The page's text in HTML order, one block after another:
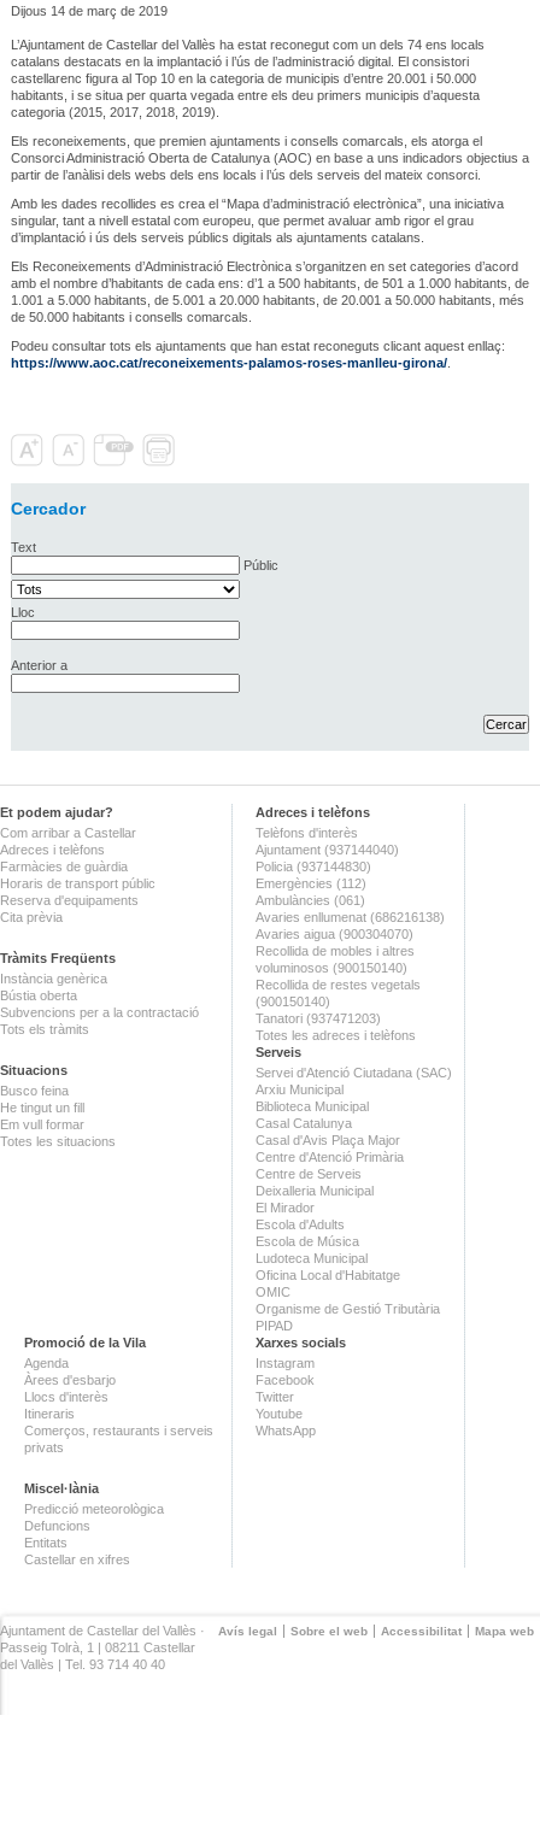
Dijous 14 de març de 2019
L’Ajuntament de Castellar del Vallès ha estat reconegut com un dels 74 ens locals
catalans destacats en la implantació i l’ús de l’administració digital. El consistori
castellarenc figura al Top 10 en la categoria de municipis d’entre 20.001 i 50.000
habitants, i se situa per quarta vegada entre els deu primers municipis d’aquesta
categoria (2015, 2017, 2018, 2019).
Els reconeixements, que premien ajuntaments i consells comarcals, els atorga el
Consorci Administració Oberta de Catalunya (AOC) en base a uns indicadors objectius a
partir de l’anàlisi dels webs dels ens locals i l’ús dels serveis del mateix consorci.
Amb les dades recollides es crea el “Mapa d’administració electrònica”, una iniciativa
singular, tant a nivell estatal com europeu, que permet avaluar amb rigor el grau
d’implantació i ús dels serveis públics digitals als ajuntaments catalans.
Els Reconeixements d’Administració Electrònica s’organitzen en set categories d’acord
amb el nombre d’habitants de cada ens: d’1 a 500 habitants, de 501 a 1.000 habitants, de
1.001 a 5.000 habitants, de 5.001 a 20.000 habitants, de 20.001 a 50.000 habitants, més
de 50.000 habitants i consells comarcals.
Podeu consultar tots els ajuntaments que han estat reconeguts clicant aquest enllaç:
https://www.aoc.cat/reconeixements-palamos-roses-manlleu-girona/.
Cercador
Text
Públic
Lloc
Anterior a
Et podem ajudar?
Com arribar a Castellar
Adreces i telèfons
Farmàcies de guàrdia
Horaris de transport públic
Reserva d'equipaments
Cita prèvia
Tràmits Freqüents
Instància genèrica
Bústia oberta
Subvencions per a la contractació
Tots els tràmits
Situacions
Busco feina
He tingut un fill
Em vull formar
Totes les situacions
Adreces i telèfons
Telèfons d'interès
Ajuntament (937144040)
Policia (937144830)
Emergències (112)
Ambulàncies (061)
Avaries enllumenat (686216138)
Avaries aigua (900304070)
Recollida de mobles i altres
voluminosos (900150140)
Recollida de restes vegetals
(900150140)
Tanatori (937471203)
Totes les adreces i telèfons
Serveis
Servei d'Atenció Ciutadana (SAC)
Arxiu Municipal
Biblioteca Municipal
Casal Catalunya
Casal d'Avis Plaça Major
Centre d'Atenció Primària
Centre de Serveis
Deixalleria Municipal
El Mirador
Escola d'Adults
Escola de Música
Ludoteca Municipal
Oficina Local d'Habitatge
OMIC
Organisme de Gestió Tributària
PIPAD
Promoció de la Vila
Agenda
Àrees d'esbarjo
Llocs d'interès
Itineraris
Comerços, restaurants i serveis
privats
Miscel·lània
Predicció meteorològica
Defuncions
Entitats
Castellar en xifres
Xarxes socials
Instagram
Facebook
Twitter
Youtube
WhatsApp
Avís legal Sobre el web Accessibilitat Mapa web
Ajuntament de Castellar del Vallès ·
Passeig Tolrà, 1 | 08211 Castellar
del Vallès | Tel. 93 714 40 40